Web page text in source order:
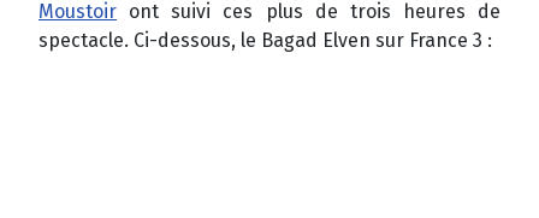
Moustoir ont suivi ces
plus de trois heures de
spectacle. Ci-dessous, le Bagad Elven sur France 3 :